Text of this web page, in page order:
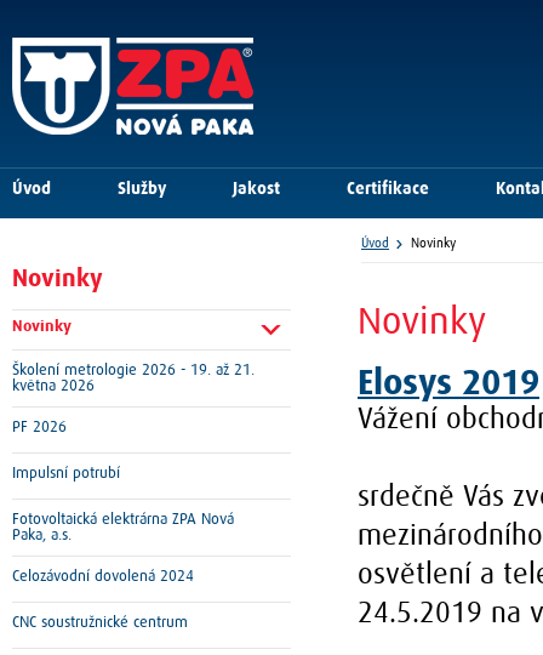
Novinky
Elosys 2019
Vážení
srdečně Vás
osvětlení a
24.5.2019 na
Novinky
Novinky
Školení metrologie 2026 - 19. až 21.
května 2026
PF 2026
Impulsní potrubí
Fotovoltaická elektrárna ZPA Nová
Paka, a.s.
Celozávodní dovolená 2024
CNC soustružnické centrum
Úvod Služby Jakost Certifikace
Úvod Novinky